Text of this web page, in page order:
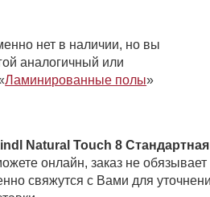
нет в наличии, но вы
аналогичный или
Ламинированные полы»
Natural Touch 8
онлайн, заказ не обязывает
свяжутся с Вами для